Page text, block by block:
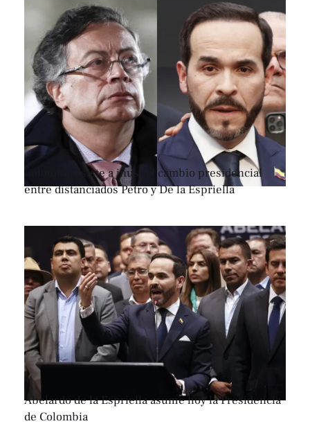
Colombia asiste a inusual cambio presidencial
entre distanciados Petro y De la Espriella
Abelardo de la Espriella asume hoy la Presidencia
de Colombia